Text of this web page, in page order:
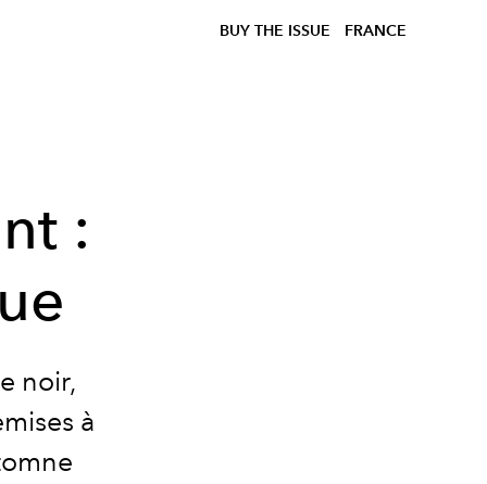
BUY THE ISSUE FRANCE
:
noir,
à